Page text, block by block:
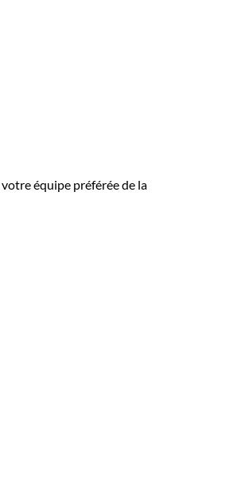
équipe préférée de la